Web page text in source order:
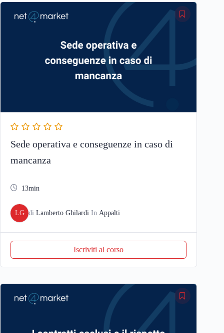
Sede operativa e conseguenze in caso di
mancanza
13min
LG di Lamberto Ghilardi In Appalti
Iscriviti al corso